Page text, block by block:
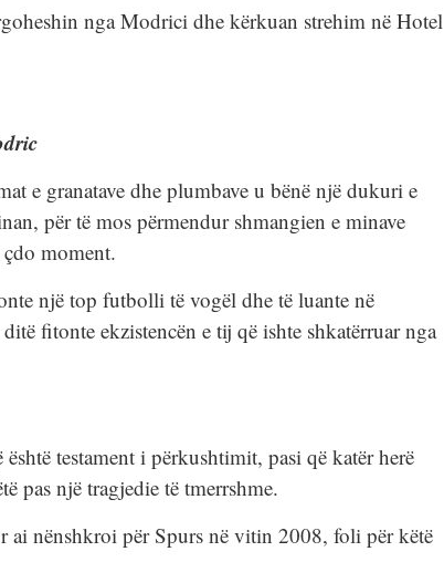
nga Modrici dhe kërkuan strehim në Hotel
e granatave dhe plumbave u bënë një dukuri e
për të mos përmendur shmangien e minave
moment.
një top futbolli të vogël dhe të luante në
fitonte ekzistencën e tij që ishte shkatërruar nga
testament i përkushtimit, pasi që katër herë
pas një tragjedie të tmerrshme.
nënshkroi për Spurs në vitin 2008, foli për këtë